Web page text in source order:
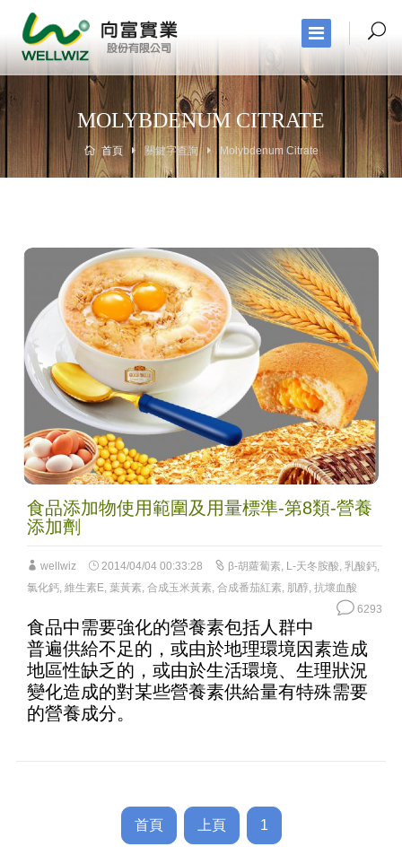
MOLYBDENUM CITRATE
首頁 關鍵字查詢 Molybdenum Citrate
食品添加物使用範圍及用量標準-第8類-營養
添加劑
wellwiz 2014/04/04 00:33:28 β-胡蘿蔔素, L-天冬胺酸, 乳酸鈣,
氯化鈣, 維生素E, 葉黃素, 合成玉米黃素, 合成番茄紅素, 肌醇, 抗壞血酸
6293
食品中需要強化的營養素包括人群中
普遍供給不足的，或由於地理環境因素造成
地區性缺乏的，或由於生活環境、生理狀況
變化造成的對某些營養素供給量有特殊需要
的營養成分。
首頁 上頁 1